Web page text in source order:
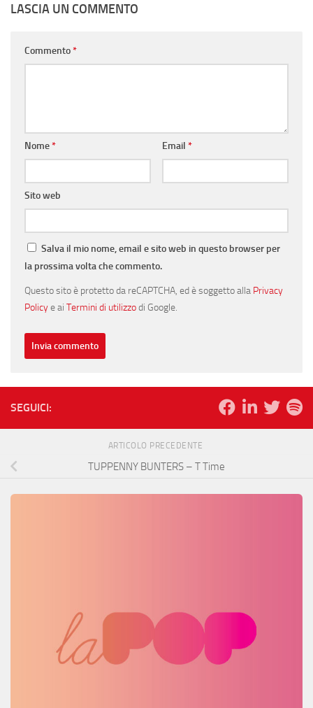
LASCIA UN COMMENTO
Commento*
Nome* Email *
Sito web
Salva il mio nome, email e sito web in questo browser per
la prossima volta che commento.
Questo sito è protetto da reCAPTCHA, ed è soggetto alla Privacy
Policye ai Termini di utilizzodi Google.
SEGUICI:
ARTICOLO PRECEDENTE
TUPPENNY BUNTERS – T Time